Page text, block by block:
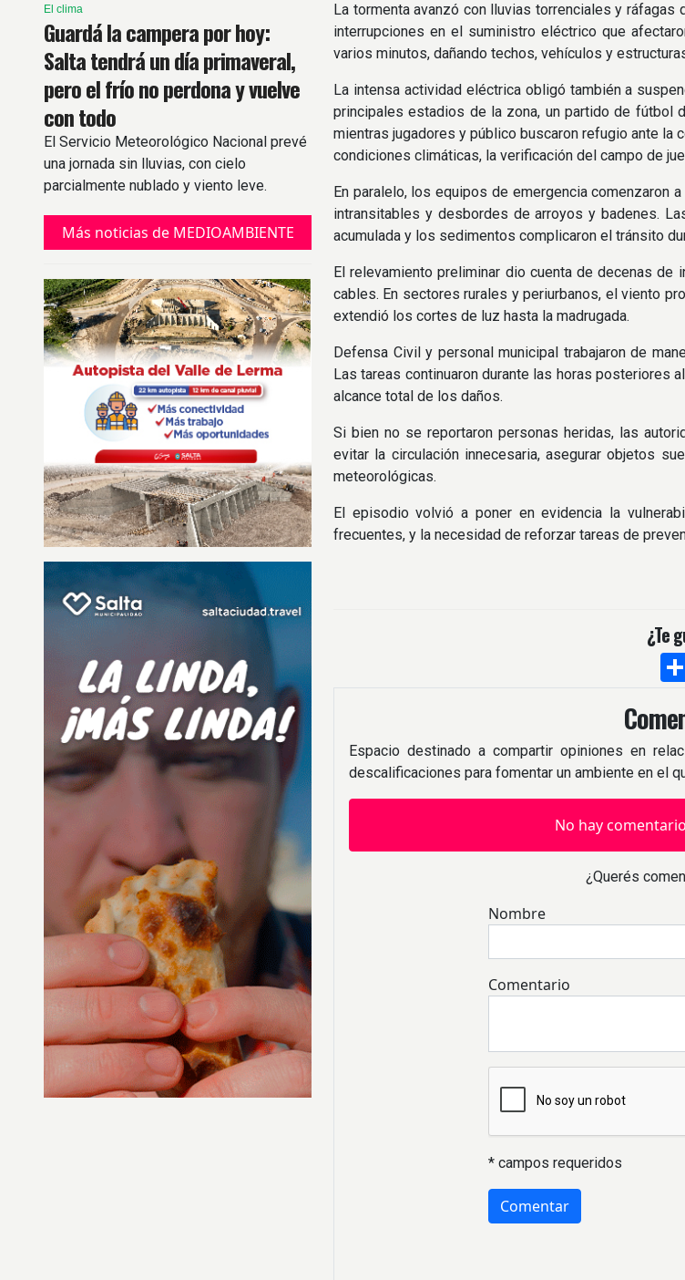
El clima
Guardá la campera por hoy:
Salta tendrá un día primaveral,
pero el frío no perdona y vuelve
con todo
El Servicio Meteorológico Nacional prevé
una jornada sin lluvias, con cielo
parcialmente nublado y viento leve.
temperatura.
Más noticias de MEDIOAMBIENTE
La tormenta avanzó con lluvias torrenciales y
interrupciones en el suministro eléctrico que
varios minutos, dañando techos, vehículos y
La intensa actividad eléctrica obligó también a
principales estadios de la zona, un partido de fútbol
mientras jugadores y público buscaron refugio ante la
condiciones climáticas, la verificación del campo de
En paralelo, los equipos de emergencia comenzaron
intransitables y desbordes de arroyos y badenes.
acumulada y los sedimentos complicaron el tránsito
El relevamiento preliminar dio cuenta de decenas
cables. En sectores rurales y periurbanos, el viento
extendió los cortes de luz hasta la madrugada.
Defensa Civil y personal municipal trabajaron de
Las tareas continuaron durante las horas posteriores
alcance total de los daños.
Si bien no se reportaron personas heridas, las
evitar la circulación innecesaria, asegurar objetos
meteorológicas.
El episodio volvió a poner en evidencia la
frecuentes, y la necesidad de reforzar tareas de
¿Te
Espacio destinado a compartir opiniones en
descalificaciones para fomentar un ambiente en el
No hay
¿Querés
Nombre
Comentario
* campos requeridos